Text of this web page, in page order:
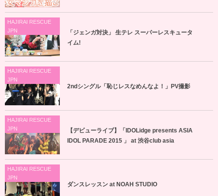
HAJIRAI RESCUE
JPN
「ジェンガ対決」 生テレ スーパーレスキュータ
イム!
HAJIRAI RESCUE
JPN
2ndシングル「恥じレスなめんなよ！」PV撮影
HAJIRAI RESCUE
JPN
【デビューライブ】「IDOLidge presents ASIA
IDOL PARADE 2015 」 at 渋谷club asia
HAJIRAI RESCUE
JPN
ダンスレッスン at NOAH STUDIO